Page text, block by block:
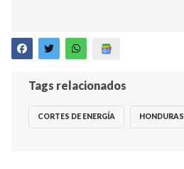
Tags relacionados
CORTES DE ENERGÍA HONDURAS